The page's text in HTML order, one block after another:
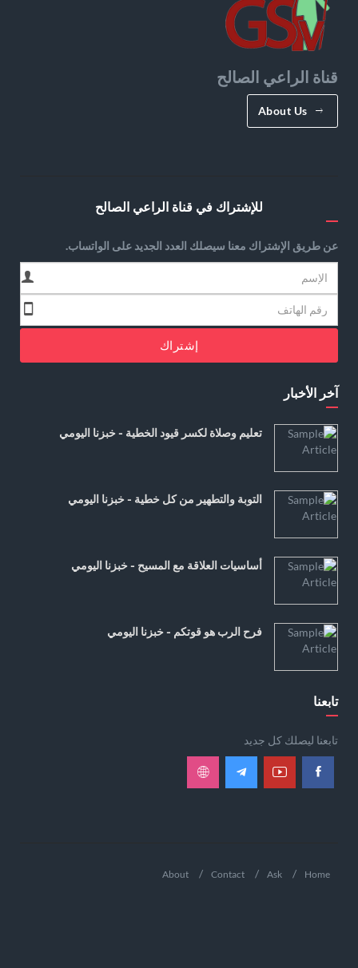
قناة الراعي الصالح
About Us
للإشتراك في قناة الراعي الصالح
عن طريق الإشتراك معنا سيصلك العدد الجديد على الواتساب.
إشتراك
آخر الأخبار
تعليم وصلاة لكسر قيود الخطية - خبزنا اليومي
التوبة والتطهير من كل خطية - خبزنا اليومي
أساسيات العلاقة مع المسيح - خبزنا اليومي
فرح الرب هو قوتكم - خبزنا اليومي
تابعنا
تابعنا ليصلك كل جديد
Home
Ask
Contact
About